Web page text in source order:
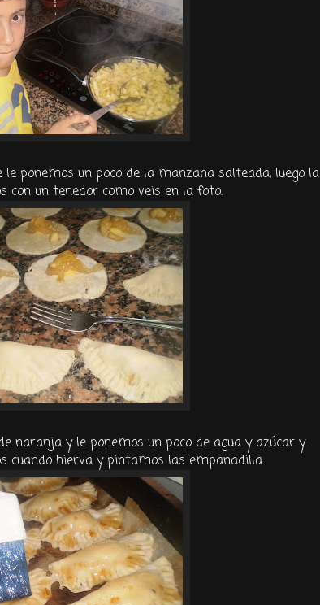
ponemos un poco de la manzana salteada, luego la
con un tenedor como veis en la foto.
naranja y le ponemos un poco de agua y azúcar y
cuando hierva y pintamos las empanadilla.